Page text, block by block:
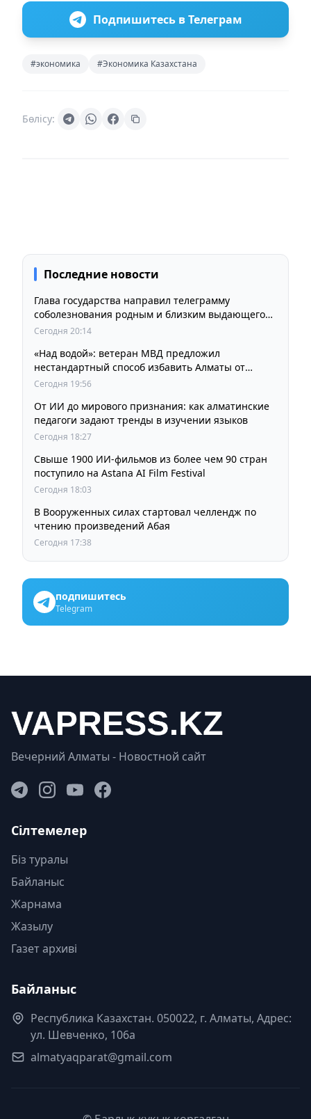
Подпишитесь в Телеграм
#экономика #Экономика Казахстана
Бөлісу:
Последние новости
Глава государства направил телеграмму
соболезнования родным и близким выдающегося
кинорежиссера Ардака Амиркулова
Сегодня 20:14
«Над водой»: ветеран МВД предложил
нестандартный способ избавить Алматы от
пробок и смога
Сегодня 19:56
От ИИ до мирового признания: как алматинские
педагоги задают тренды в изучении языков
Сегодня 18:27
Свыше 1900 ИИ-фильмов из более чем 90 стран
поступило на Astana AI Film Festival
Сегодня 18:03
В Вооруженных силах стартовал челлендж по
чтению произведений Абая
Сегодня 17:38
подпишитесь
Telegram
Вечерний Алматы - Новостной сайт
Сілтемелер
Біз туралы
Байланыс
Жарнама
Жазылу
Газет архиві
Байланыс
Республика Казахстан. 050022, г. Алматы, Адрес:
ул. Шевченко, 106а
almatyaqparat@gmail.com